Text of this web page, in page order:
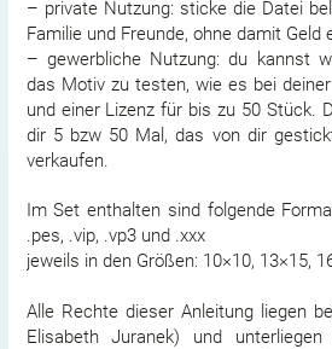
– private Nutzung: sticke die Datei
Familie und Freunde, ohne damit Geld
– gewerbliche Nutzung: du kannst
das Motiv zu testen, wie es bei
und einer Lizenz für bis zu 50 Stück.
dir 5 bzw 50 Mal, das von dir
verkaufen.
Im Set enthalten sind folgende
.pes, .vip, .vp3 und .xxx
jeweils in den Größen: 10×10, 13×15,
Alle Rechte dieser Anleitung liegen
Elisabeth Juranek) und